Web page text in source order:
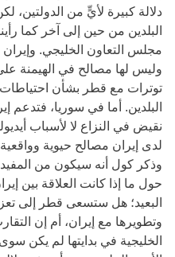
دلالة كبيرة لأيٍّ من الدولتين،
البلدين من حين إلى آخر كما
مجلس التعاون الخليجي.
وليس لها مصالح في الهيمنة
توترات مع قطر بشأن
البلدين. أما في سوريا،
نقيض في النزاع لا لأسباب
لدى إيران مصالح حيوية
وذكر كول أنه سيكون من المفيد
حول ما إذا كانت العلاقة بين
البعيد؛ هل ستسعى قطر إلى
وتطويرها مع إيران، أم إن
الخليجية في بدايتها لم